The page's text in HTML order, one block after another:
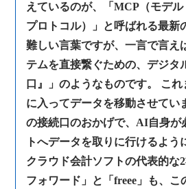
えているのが、「MCP（モデル
プロトコル）」と呼ばれる最新
難しい言葉ですが、一言で言え
テムを直接繋ぐための、デジタ
口』」のようなものです。 こ
に入ってデータを移動させてい
の接続口のおかげで、AI自身が
トへデータを取りに行けるよう
クラウド会計ソフトの代表的な
フォワード」と「freee」も、こ